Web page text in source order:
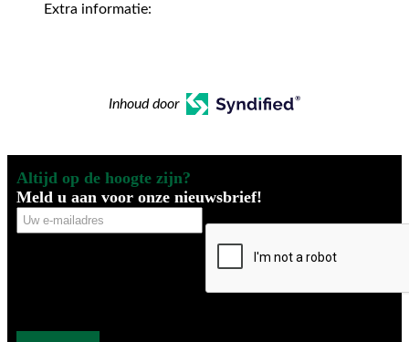
Extra informatie:
Inhoud door
Altijd op de hoogte zijn?
Meld u aan voor onze nieuwsbrief!
Uw
e-